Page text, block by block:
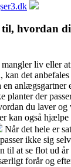
hvordan
liv eller
kan det
anlægsgartner
planter der
du laver og
kan også
Når det hele er
ikke sig
til at se flot ud år
forår og